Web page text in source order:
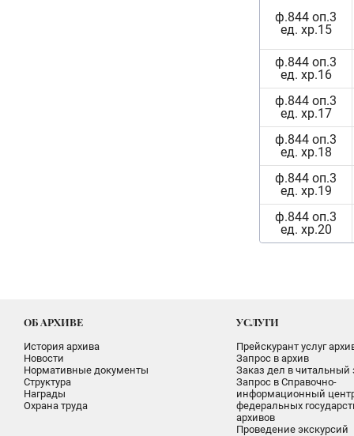
ф.844 оп.3
ед. хр.15
ф.844 оп.3
ед. хр.16
ф.844 оп.3
ед. хр.17
ф.844 оп.3
ед. хр.18
ф.844 оп.3
ед. хр.19
ф.844 оп.3
ед. хр.20
ОБ АРХИВЕ
История архива
Новости
Нормативные документы
Структура
Награды
Охрана труда
УСЛУГИ
Прейскурант услуг
Запрос в архив
Заказ дел в читальный
Запрос в Справочно-
информационный
федеральных
архивов
Проведение экскурсий